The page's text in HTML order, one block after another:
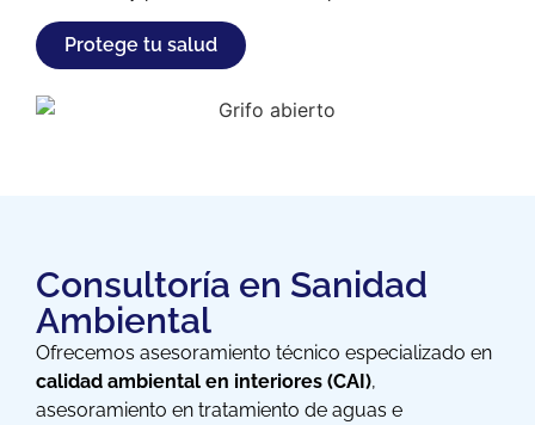
Protege tu salud
Consultoría en Sanidad
Ambiental
Ofrecemos asesoramiento técnico especializado en
calidad ambiental en interiores (CAI),
asesoramiento en tratamiento de aguas e